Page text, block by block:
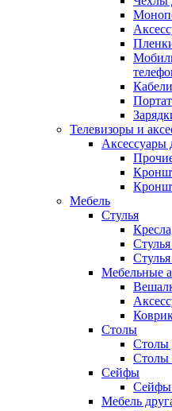
Телевизоры и
Аксессуары
Мебель
Стулья
Стулья
Мебельные
Столы
Столы
Столы
Сейфы
Сейфы
Мебель